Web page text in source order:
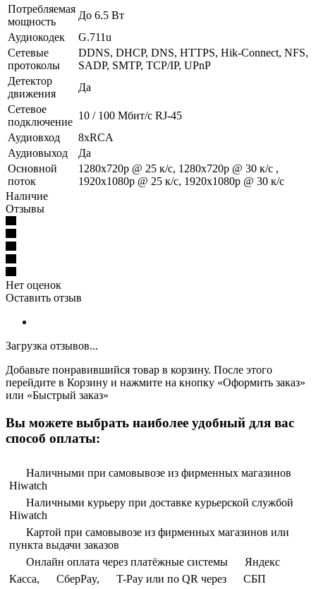
Потребляемая
мощность
До 6.5 Вт
Аудиокодек
G.711u
Сетевые
протоколы
DDNS, DHCP, DNS, HTTPS, Hik-Connect, NFS,
SADP, SMTP, TCP/IP, UPnP
Детектор
движения
Да
Сетевое
подключение
10 / 100 Mбит/с RJ-45
Аудиовход
8хRCA
Аудиовыход
Да
Основной
поток
1280x720p @ 25 к/с, 1280x720p @ 30 к/с ,
1920x1080p @ 25 к/с, 1920x1080p @ 30 к/с
Наличие
Отзывы
Нет оценок
Оставить отзыв
Загрузка отзывов...
Добавьте понравившийся товар в корзину. После этого
перейдите в Корзину и нажмите на кнопку «Оформить заказ»
или «Быстрый заказ»
Вы можете выбрать наиболее удобный для вас
способ оплаты:
Наличными при самовывозе из фирменных магазинов
Hiwatch
Наличными курьеру при доставке курьерской службой
Hiwatch
Картой при самовывозе из фирменных магазинов или
пункта выдачи заказов
Онлайн оплата через платёжные системы
Яндекс
Касса,
СберPay, T-Pay или по QR через
СБП